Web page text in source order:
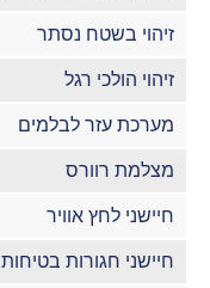
זיהוי בשטח נסתר
זיהוי הולכי רגל
מערכת עזר לבלמים
מצלמת רוורס
חיישני לחץ אוויר
חיישני חגורות בטיחות